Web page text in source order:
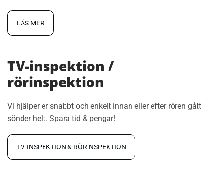
LÄS MER
TV-inspektion /
rörinspektion
Vi hjälper er snabbt och enkelt innan eller efter rören gått
sönder helt. Spara tid & pengar!
TV-INSPEKTION & RÖRINSPEKTION